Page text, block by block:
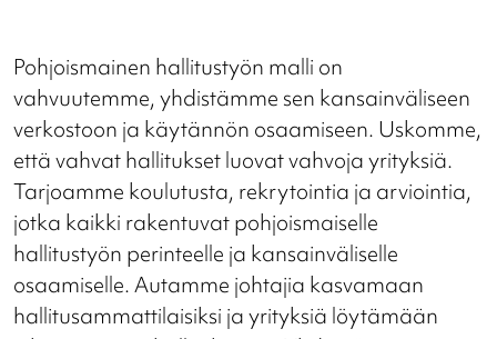
Pohjoismainen hallitustyön malli on
vahvuutemme, yhdistämme sen kansainväliseen
verkostoon ja käytännön osaamiseen. Uskomme,
että vahvat hallitukset luovat vahvoja yrityksiä.
Tarjoamme koulutusta, rekrytointia ja arviointia,
jotka kaikki rakentuvat pohjoismaiselle
hallitustyön perinteelle ja kansainväliselle
osaamiselle. Autamme johtajia kasvamaan
hallitusammattilaisiksi ja yrityksiä löytämään